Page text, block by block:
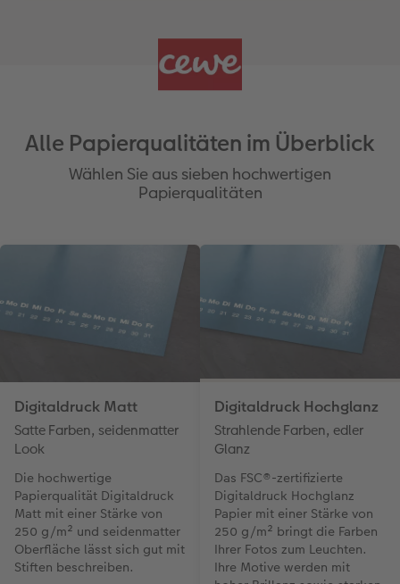
Alle Papierqualitäten im Überblick
Wählen Sie aus sieben hochwertigen
Papierqualitäten
Digitaldruck Matt
Satte Farben, seidenmatter
Look
Die hochwertige
Papierqualität Digitaldruck
Matt mit einer Stärke von
250 g/m² und seidenmatter
Oberfläche lässt sich gut mit
Stiften beschreiben.
Digitaldruck Hochglanz
Strahlende Farben, edler
Glanz
Das FSC®-zertifizierte
Digitaldruck Hochglanz
Papier mit einer Stärke von
250 g/m² bringt die Farben
Ihrer Fotos zum Leuchten.
Ihre Motive werden mit